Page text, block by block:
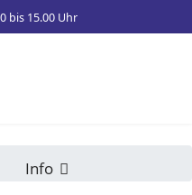
bis 15.00 Uhr
Info